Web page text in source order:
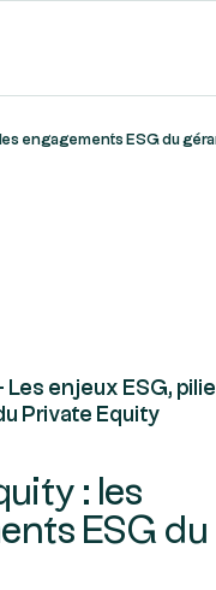
engagements ESG du
Les enjeux ESG,
Private Equity
: les
ESG